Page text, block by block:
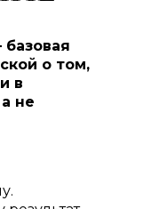
о том,
в
не